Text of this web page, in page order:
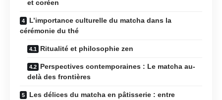
et coréen
L’importance culturelle du matcha dans la
cérémonie du thé
Ritualité et philosophie zen
Perspectives contemporaines : Le matcha au-
delà des frontières
Les délices du matcha en pâtisserie : entre